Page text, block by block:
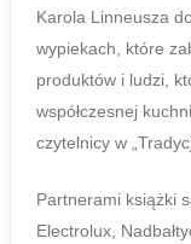
Karola Linneusza
wypiekach, które
produktów i ludzi,
współczesnej
czytelnicy w
Partnerami książki
Electrolux,